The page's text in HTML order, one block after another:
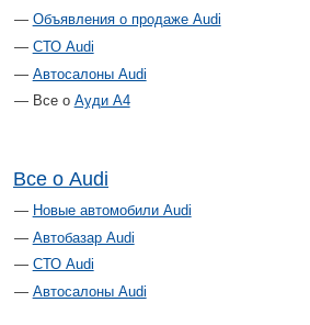
Объявления о продаже Audi
СТО Audi
Автосалоны Audi
Все о Ауди А4
Все о Audi
Новые автомобили Audi
Автобазар Audi
СТО Audi
Автосалоны Audi